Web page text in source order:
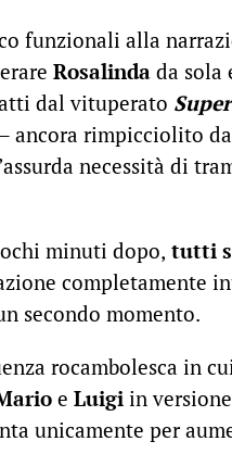
funzionali alla
Rosalinda da sola
dal vituperato
– ancora rimpicciolito
necessità di
minuti dopo, tutti
completamente
secondo momento.
rocambolesca in
e Luigi in
unicamente per